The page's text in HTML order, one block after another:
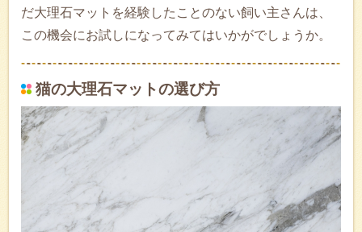
だ大理石マットを経験したことのない飼い主さんは、
この機会にお試しになってみてはいかがでしょうか。
猫の大理石マットの選び方